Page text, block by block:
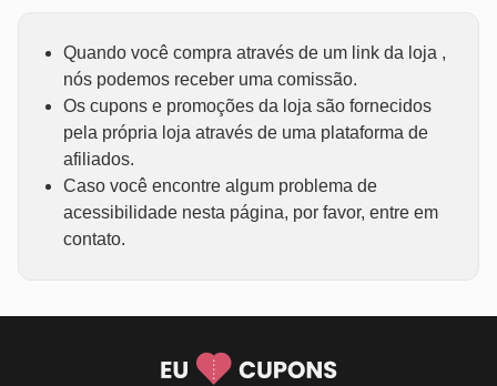
Quando você compra através de um link da loja ,
nós podemos receber uma comissão.
Os cupons e promoções da loja são fornecidos
pela própria loja através de uma plataforma de
afiliados.
Caso você encontre algum problema de
acessibilidade nesta página, por favor, entre em
contato.